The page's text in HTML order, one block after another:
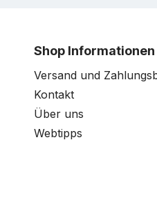
Shop Informationen
Versand und
Kontakt
Über uns
Webtipps